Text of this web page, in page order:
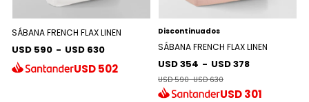
SÁBANA FRENCH FLAX LINEN
USD 590 - USD 630
USD502
Discontinuados
SÁBANA FRENCH FLAX LINEN
USD 354 - USD 378
USD 590-USD 630
USD301